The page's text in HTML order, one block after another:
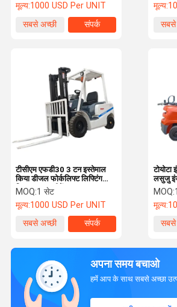
मूल्य:1000 USD Per UNIT
सबसे अच्छी
संपर्क
मूल्य:
सबसे
टीसीएम एफडी30 3 टन इस्तेमाल
किया डीजल फोर्कलिफ्ट लिफ्टिंग
लिफ्ट ट्रक मशीनें 5t 3t 4.5t
कोमात्सु टीसीएम
MOQ:1 सेट
मूल्य:1000 USD Per UNIT
सबसे अच्छी
संपर्क
टोयोटा
लसुजु
जापानी
MOQ:
मूल्य:
सबसे
अपना समय बचाओ
हमें आप के साथ सबसे अच्छा